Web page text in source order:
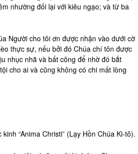
nhường đối lại với kiêu ngạo; và từ ba
Người cho tôi ơn được nhận vào dưới cờ
thực sự, nếu bởi đó Chúa chí tôn được
nhục nhã và bất công để nhờ đó bắt
cho ai và cũng không có chi mất lòng
“Anima Christi” (Lạy Hồn Chúa Ki-tô).